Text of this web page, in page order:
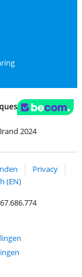
2024
Privacy
(EN)